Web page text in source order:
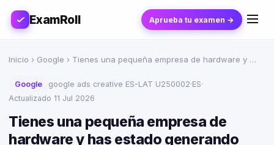
ExamRoll Aprueba tu examen →
Inicio › Google › Tienes una pequeña empresa de hardware y …
Google google ads creative ES-LAT U250002·ES·
Actualizado 11 Jul 2026
Tienes una pequeña empresa de
hardware y has estado generando